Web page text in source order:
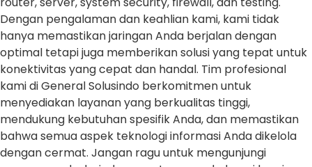
Dengan pengalaman dan keahlian kami, kami tidak
hanya memastikan jaringan Anda berjalan dengan
optimal tetapi juga memberikan solusi yang tepat untuk
konektivitas yang cepat dan handal. Tim profesional
kami di General Solusindo berkomitmen untuk
menyediakan layanan yang berkualitas tinggi,
mendukung kebutuhan spesifik Anda, dan memastikan
bahwa semua aspek teknologi informasi Anda dikelola
dengan cermat. Jangan ragu untuk mengunjungi